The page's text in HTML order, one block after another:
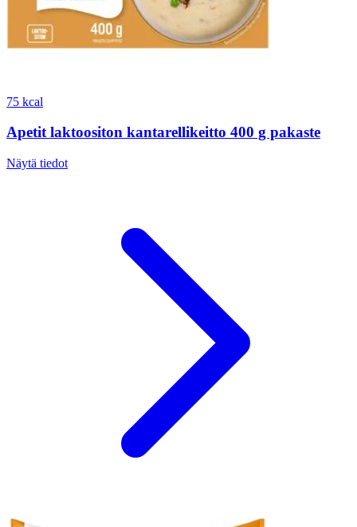
75 kcal
Apetit laktoositon kantarellikeitto 400 g pakaste
Näytä tiedot